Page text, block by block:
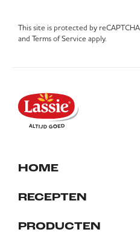
This site is protected by
and Terms of Service apply.
HOME
RECEPTEN
PRODUCTEN